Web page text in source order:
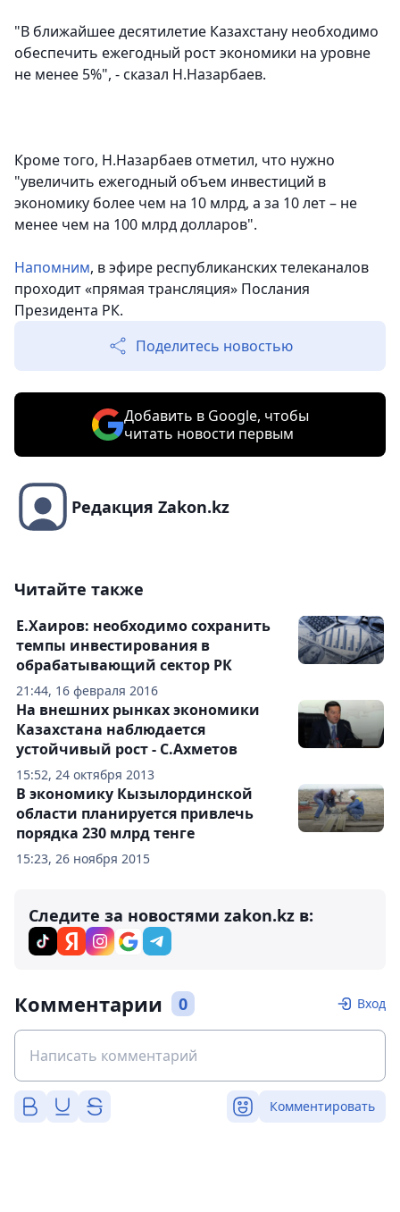
"В ближайшее десятилетие Казахстану необходимо
обеспечить ежегодный рост экономики на уровне
не менее 5%", - сказал Н.Назарбаев.
Кроме того, Н.Назарбаев отметил, что нужно
"увеличить ежегодный объем инвестиций в
экономику более чем на 10 млрд, а за 10 лет – не
менее чем на 100 млрд долларов".
Напомним, в эфире республиканских телеканалов
проходит «прямая трансляция» Послания
Президента РК.
Поделитесь новостью
Добавить в Google, чтобы
читать новости первым
Редакция Zakon.kz
Читайте также
21:44, 16 февраля 2016
Е.Хаиров: необходимо сохранить
темпы инвестирования в
обрабатывающий сектор РК
15:52, 24 октября 2013
На внешних рынках экономики
Казахстана наблюдается
устойчивый рост - С.Ахметов
15:23, 26 ноября 2015
В экономику Кызылординской
области планируется привлечь
порядка 230 млрд тенге
Следите за новостями zakon.kz в:
Комментарии 0 Вход
Комментировать